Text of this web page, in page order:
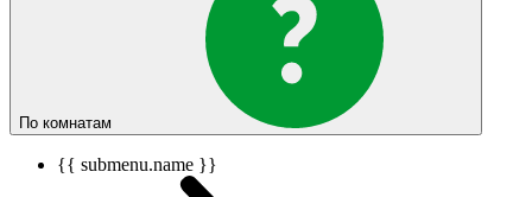
По комнатам
{{ submenu.name }}